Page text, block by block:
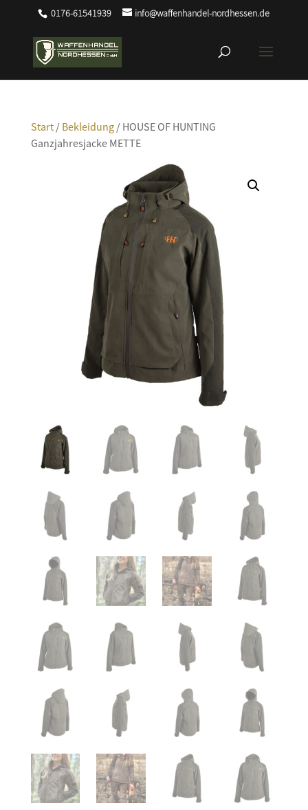
0176-61541939 info@waffenhandel-nordhessen.de
Start/ Bekleidung/ HOUSE OF HUNTING
Ganzjahresjacke METTE